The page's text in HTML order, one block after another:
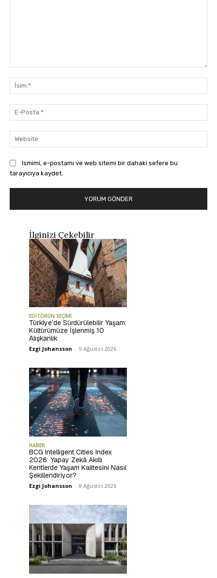
Ismimi, e-postamı ve web sitemi bir dahaki sefere bu
tarayıcıya kaydet.
İlginizi Çekebilir
EDİTÖRÜN SEÇİMİ
Türkiye’de Sürdürülebilir Yaşam:
Kültürümüze İşlenmiş 10
Alışkanlık
Ezgi Johansson - 9 Ağustos 2026
HABER
BCG Intelligent Cities Index
2026: Yapay Zekâ Akıllı
Kentlerde Yaşam Kalitesini Nasıl
Şekillendiriyor?
Ezgi Johansson - 8 Ağustos 2026